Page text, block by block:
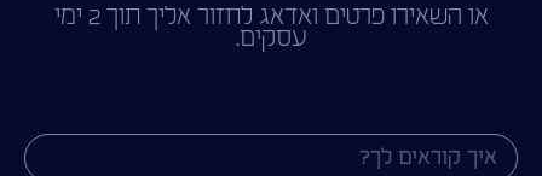
או השאירו פרטים ואדאג לחזור אליך תוך 2 ימי
עסקים.